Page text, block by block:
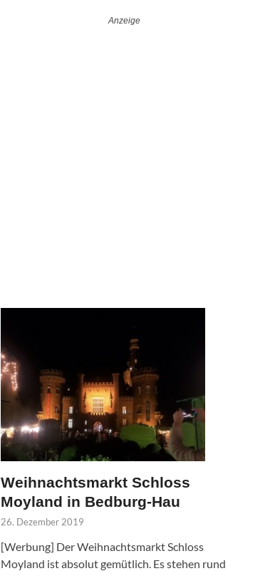
Weihnachtsmarkt Schloss
Moyland in Bedburg-Hau
26. Dezember 2019
[Werbung] Der Weihnachtsmarkt Schloss
Moyland ist absolut gemütlich. Es stehen rund